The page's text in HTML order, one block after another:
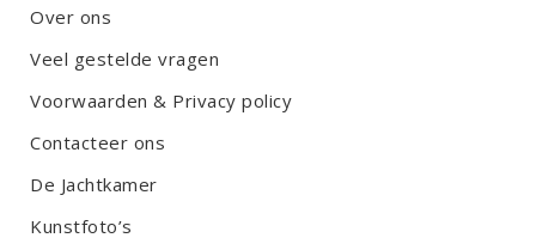
Over ons
Veel gestelde vragen
Voorwaarden & Privacy policy
Contacteer ons
De Jachtkamer
Kunstfoto’s